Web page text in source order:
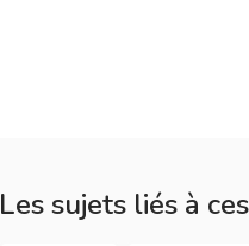
Les sujets liés à